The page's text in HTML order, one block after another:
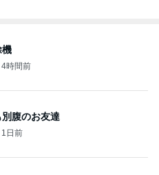
機
4時間前
腹のお友達
1日前